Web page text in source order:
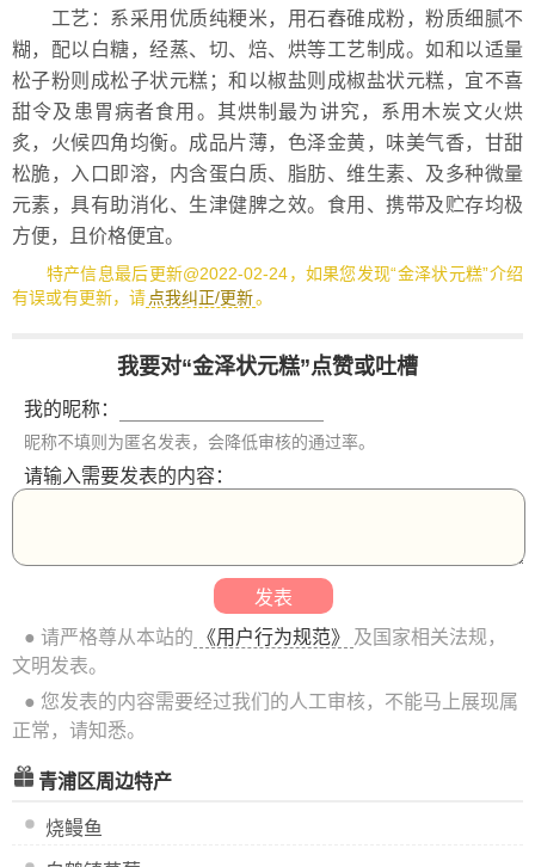
工艺：系采用优质纯粳米，用石舂碓成粉，粉质细腻不
糊，配以白糖，经蒸、切、焙、烘等工艺制成。如和以适量
松子粉则成松子状元糕；和以椒盐则成椒盐状元糕，宜不喜
甜令及患胃病者食用。其烘制最为讲究，系用木炭文火烘
炙，火候四角均衡。成品片薄，色泽金黄，味美气香，甘甜
松脆，入口即溶，内含蛋白质、脂肪、维生素、及多种微量
元素，具有助消化、生津健脾之效。食用、携带及贮存均极
方便，且价格便宜。
特产信息最后更新@2022-02-24，如果您发现“金泽状元糕”介绍
有误或有更新，请点我纠正/更新。
我要对“金泽状元糕”点赞或吐槽
我的昵称：
昵称不填则为匿名发表，会降低审核的通过率。
请输入需要发表的内容：
● 请严格尊从本站的 《用户行为规范》
及国家相关法规，
文明发表。
● 您发表的内容需要经过我们的人工审核，不能马上展现属
正常，请知悉。
青浦区周边特产
烧鳗鱼